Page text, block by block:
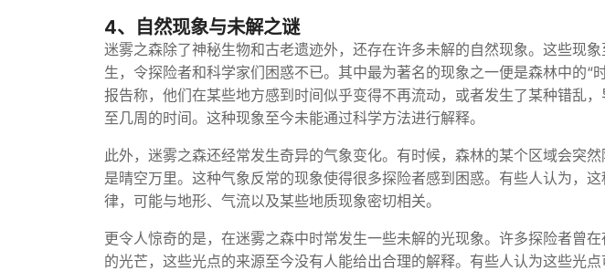
4、自然现象与未解之谜
迷雾之森除了神秘生物和古老遗迹外，还存在许多未解的自然现象。这些现
生，令探险者和科学家们困惑不已。其中最为著名的现象之一便是森林中的“
报告称，他们在某些地方感到时间似乎变得不再流动，或者发生了某种错乱
至几周的时间。这种现象至今未能通过科学方法进行解释。
此外，迷雾之森还经常发生奇异的气象变化。有时候，森林的某个区域会突
是晴空万里。这种气象反常的现象使得很多探险者感到困惑。有些人认为，
律，可能与地形、气流以及某些地质现象密切相关。
更令人惊奇的是，在迷雾之森中时常发生一些未解的光现象。许多探险者曾
的光芒，这些光点的来源至今没有人能给出合理的解释。有些人认为这些光